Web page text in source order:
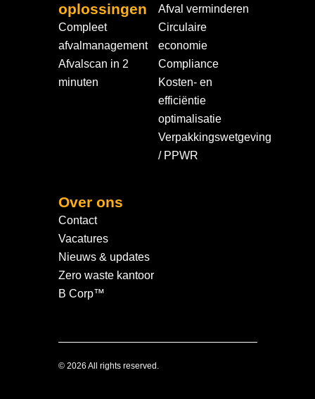
oplossingen
Compleet
afvalmanagement
Afvalscan in 2
minuten
Afval verminderen
Circulaire
economie
Compliance
Kosten- en
efficiëntie
optimalisatie
Verpakkingswetgeving
/ PPWR
Over ons
Contact
Vacatures
Nieuws & updates
Zero waste kantoor
B Corp™
© 2026 All rights reserved.